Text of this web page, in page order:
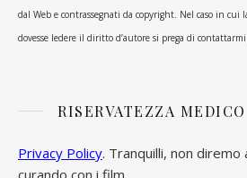
dal Web e contrassegnati da copyright. Nel caso in
dovesse ledere il diritto d’autore si prega di
RISERVATEZZA
Privacy Policy. Tranquilli, non
curando con i film.